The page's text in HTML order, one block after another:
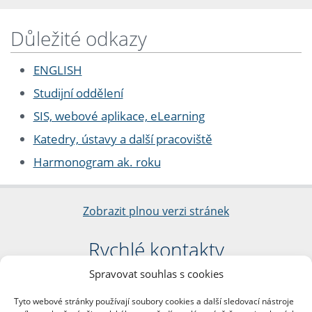
Spravovat souhlas s cookies
Tyto webové stránky používají soubory cookies a další sledovací nástroje
Důležité odkazy
ENGLISH
Studijní oddělení
SIS, webové aplikace, eLearning
Katedry, ústavy a další pracoviště
Harmonogram ak. roku
Zobrazit plnou verzi stránek
Rychlé kontakty
Filozofická fakulta
nám. Jana Palacha 1/2